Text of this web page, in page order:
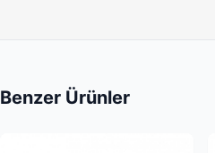
Benzer Ürünler